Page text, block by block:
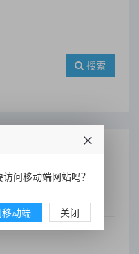
搜索
排序
评分排序
问移动端网站吗？
动端 关闭